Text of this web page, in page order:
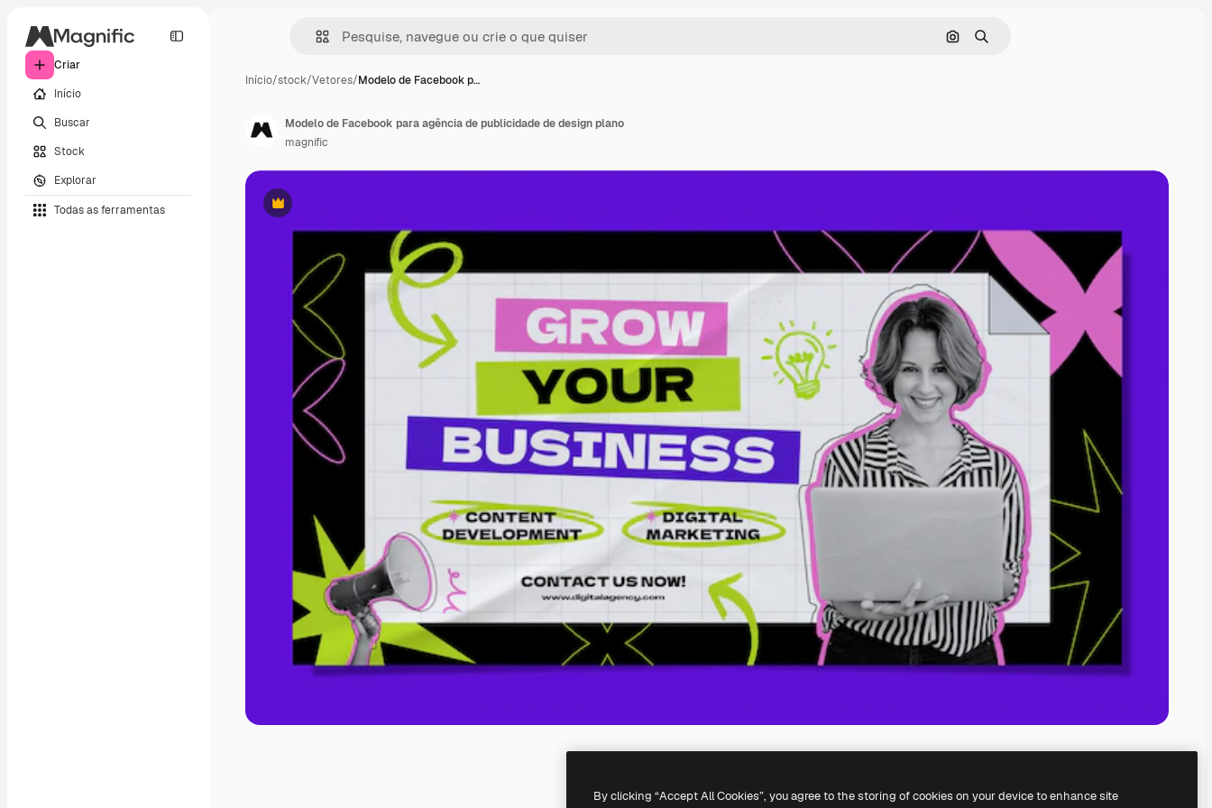
Criar
Início
Buscar
Stock
Explorar
Todas as ferramentas
Pesquisar por imagem
Buscar
Início/stock/Vetores/Modelo de Facebook p…
Premium
Modelo de Facebook para agência de publicidade de design plano
magnific
By clicking “Accept All Cookies”, you agree to the storing of cookies on your device to enhance site